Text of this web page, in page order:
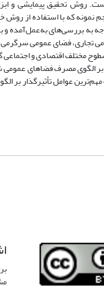
روش تحقیق پیمایشی و
پژوهش شهر تهران می‌باشد. جامعه آماری جمعیت بالای 18 سال شهر تهران در سال 1395 و حجم نمونه
توجه به بررسی‌های به‌عمل‌آمده و
تجاری، فضای عمومی سرگرمی
مختلف اقتصادی و اجتماعی
بر الگوی مصرف فضاهای
مشخص شد از بین شاخص عوامل اقتصادی با ضریب 54/0، عوامل اجتماعی با ضریب 47/0 و عوامل زمینه‌ای با 43/0